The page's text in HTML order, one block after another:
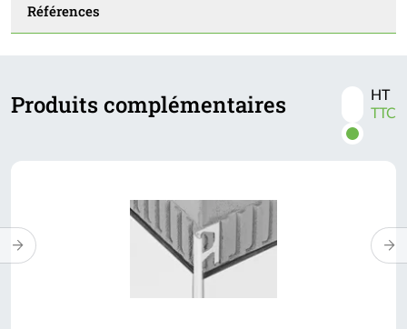
Références
Produits complémentaires
Activer
les
HT
TTC